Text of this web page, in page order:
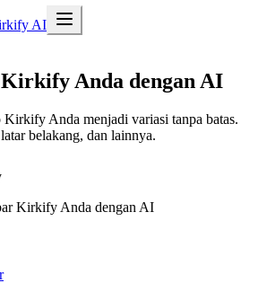
AI
Anda dengan AI
Kirkify Anda menjadi variasi tanpa batas.
belakang, dan lainnya.
Kirkify Anda dengan AI